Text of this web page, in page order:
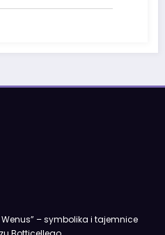
Wenus” – symbolika i tajemnice